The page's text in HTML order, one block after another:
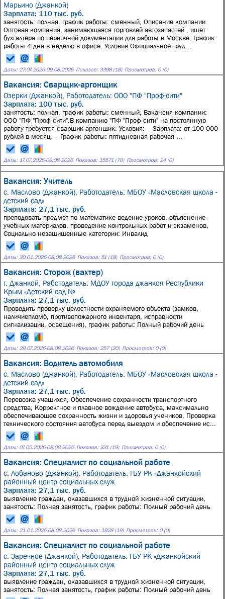
Марьино (Джанкой)
Зарплата: 110 тыс. руб.
занятость: полная, график работы: сменный, Описание компании
Оптовая компания, занимающаяся торговлей автозапастей , ищет
бухгалтера по первичной документации для работы в Москве. График
работы 4 дня в неделю в офисе. Условия Официальное труд...
Даты: 27.07.2026-09.08.2026 Показов: 3398 (18) Просмотров: 0 (0)
Вакансия: Сварщик-аргонщик
Озерки (Джанкой), Работодатель: ООО "ПФ "Проф-сити"
Зарплата: 100 тыс. руб.
занятость: полная, график работы: сменный, Вакансия компании:
ООО "ПФ "Проф-сити".В компанию "ПФ "Проф-сити" на постоянную
работу требуется сварщик-аргонщик. Условия: – Зарплата: от 100 000
рублей в месяц. – График работы: пятидневная рабочая ...
Даты: 17.07.2025-09.08.2026 Показов: 15571 (70) Просмотров: 24 (0)
Вакансия: Учитель
с. Маслово (Джанкой), Работодатель: МБОУ «Масловская школа -
детский сад»
Зарплата: 27,1 тыс. руб.
преподовать предмет по математике ведение уроков, объяснение
учебных материалов, проведение контрольных работ и экзаменов,
Социально незащищенные категории: Инвалид
Даты: 30.01.2026-08.08.2026 Показов: 51 (18) Просмотров: 0 (0)
Вакансия: Сторож (вахтер)
г. Джанкой, Работодатель: МДОУ города джанкоя Республики
Крым «Детский сад №
Зарплата: 27,1 тыс. руб.
Проводить проверку целостности охраняемого объекта (замков,
наличиепломб, противопожарного инвентаря, исправности
сигнализации, освещения), график работы: Полный рабочий день
Даты: 29.07.2026-08.08.2026 Показов: 257 (20) Просмотров: 0 (0)
Вакансия: Водитель автомобиля
с. Маслово (Джанкой), Работодатель: МБОУ «Масловская школа -
детский сад»
Зарплата: 27,1 тыс. руб.
Перевозка учащихся, Обеспечение сохранности транспортного
средства, Корректное и плавное вождение автобуса, максимально
обеспечивающее сохранность жизни и здоровья учеников, Проверка
технического состояния автобуса перед выездом и обеспечение ис...
Даты: 07.05.2026-08.08.2026 Показов: 331 (19) Просмотров: 0 (0)
Вакансия: Специалист по социальной работе
с. Лобаново (Джанкой), Работодатель: ГБУ РК «Джанкойский
районный центр социальных служ
Зарплата: 27,1 тыс. руб.
выявление граждан, оказавшихся в трудной жизненной ситуации,
занятость: Полная занятость, график работы: Полный рабочий день
Даты: 21.01.2026-08.08.2026 Показов: 1928 (19) Просмотров: 0 (0)
Вакансия: Специалист по социальной работе
с. Заречное (Джанкой), Работодатель: ГБУ РК «Джанкойский
районный центр социальных служ
Зарплата: 27,1 тыс. руб.
выявление граждан, оказавшихся в трудной жизненной ситуации,
занятость: Полная занятость, график работы: Полный рабочий день